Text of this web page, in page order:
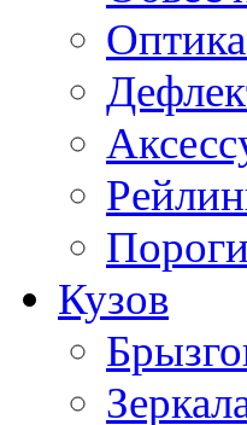
Пороги
Кузов